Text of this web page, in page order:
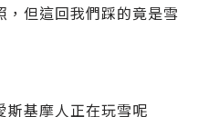
，但這回我們踩的竟是雪
斯基摩人正在玩雪呢